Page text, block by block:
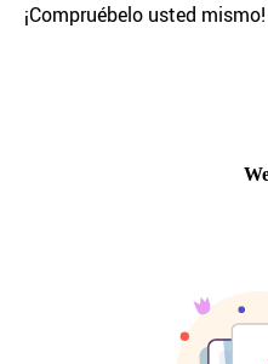
¡Compruébelo usted mismo!